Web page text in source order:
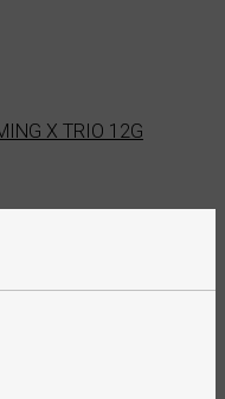
X TRIO 12G